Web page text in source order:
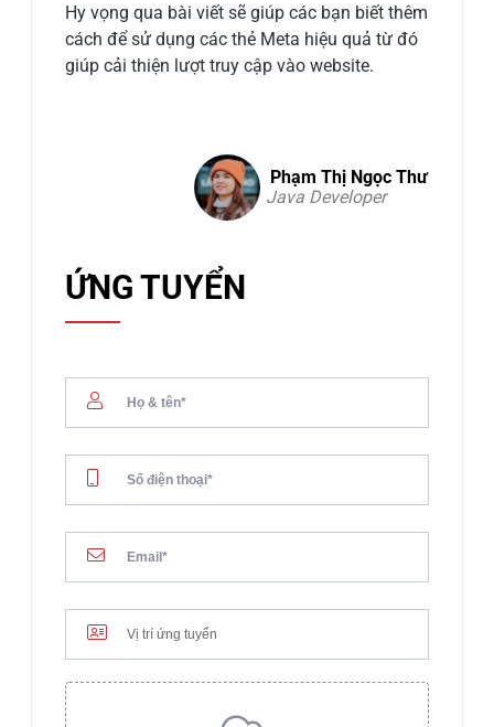
Hy vọng qua bài viết sẽ giúp các bạn biết thêm
cách để sử dụng các thẻ Meta hiệu quả từ đó
giúp cải thiện lượt truy cập vào website.
Phạm Thị Ngọc Thư
Java Developer
ỨNG TUYỂN